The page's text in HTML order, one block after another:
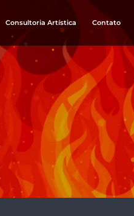
Consultoria Artística Contato